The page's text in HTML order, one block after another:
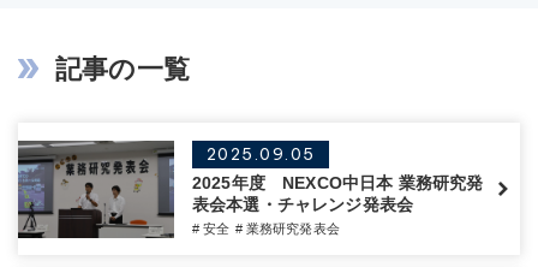
記事の一覧
2025.09.05
2025年度 NEXCO中日本 業務研究発
表会本選・チャレンジ発表会
# 安全 # 業務研究発表会